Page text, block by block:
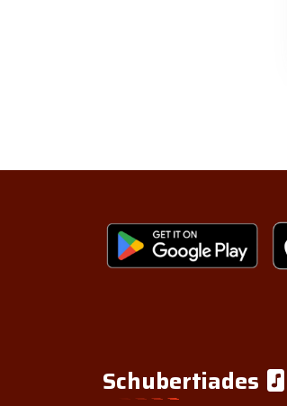
Schubertiades